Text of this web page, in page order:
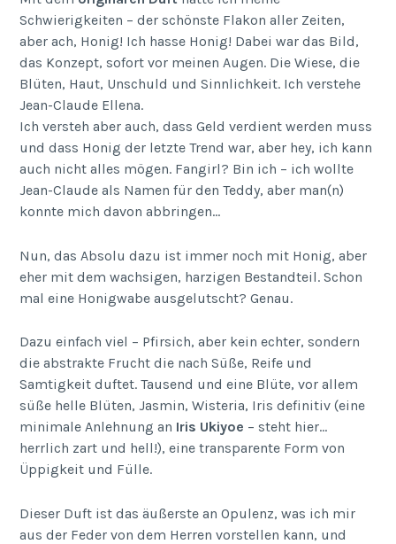
Schwierigkeiten – der schönste Flakon aller Zeiten,
aber ach, Honig! Ich hasse Honig! Dabei war das Bild,
das Konzept, sofort vor meinen Augen. Die Wiese, die
Blüten, Haut, Unschuld und Sinnlichkeit. Ich verstehe
Jean-Claude Ellena.
Ich versteh aber auch, dass Geld verdient werden muss
und dass Honig der letzte Trend war, aber hey, ich kann
auch nicht alles mögen. Fangirl? Bin ich – ich wollte
Jean-Claude als Namen für den Teddy, aber man(n)
konnte mich davon abbringen…
Nun, das Absolu dazu ist immer noch mit Honig, aber
eher mit dem wachsigen, harzigen Bestandteil. Schon
mal eine Honigwabe ausgelutscht? Genau.
Dazu einfach viel – Pfirsich, aber kein echter, sondern
die abstrakte Frucht die nach Süße, Reife und
Samtigkeit duftet. Tausend und eine Blüte, vor allem
süße helle Blüten, Jasmin, Wisteria, Iris definitiv (eine
minimale Anlehnung an Iris Ukiyoe – steht hier…
herrlich zart und hell!), eine transparente Form von
Üppigkeit und Fülle.
Dieser Duft ist das äußerste an Opulenz, was ich mir
aus der Feder von dem Herren vorstellen kann, und